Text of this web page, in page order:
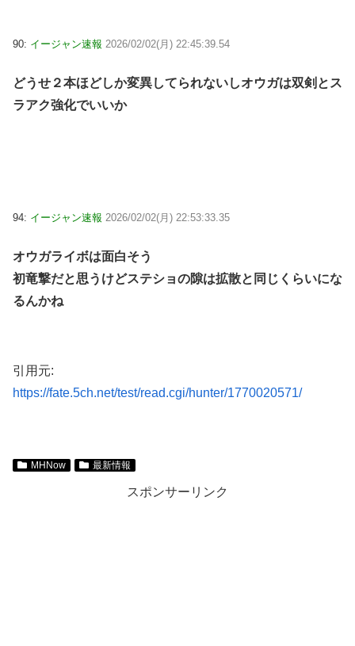
90: イージャン速報 2026/02/02(月) 22:45:39.54
どうせ２本ほどしか変異してられないしオウガは双剣とス
ラアク強化でいいか
94: イージャン速報 2026/02/02(月) 22:53:33.35
オウガライボは面白そう
初竜撃だと思うけどステショの隙は拡散と同じくらいにな
るんかね
引用元:
https://fate.5ch.net/test/read.cgi/hunter/1770020571/
MHNow 最新情報
スポンサーリンク